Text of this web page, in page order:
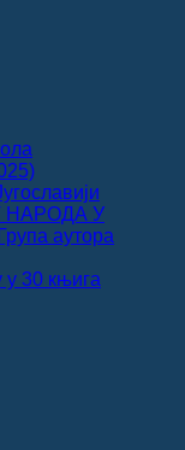
НАРОДА У
аутора
у 30 књига